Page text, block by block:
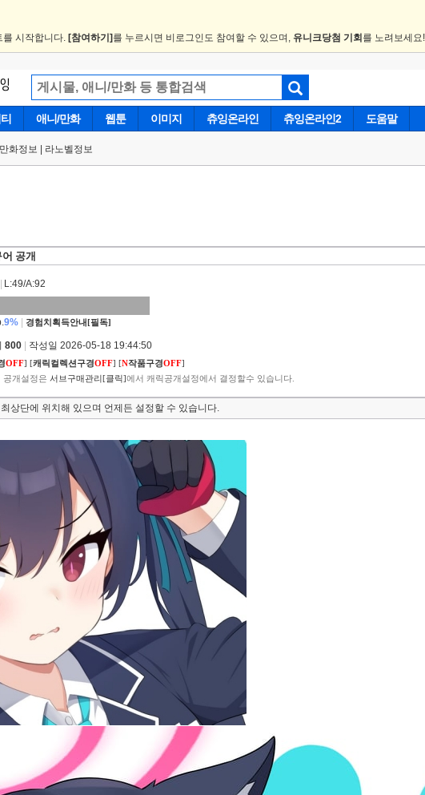
를 시작합니다. [참여하기] 를 누르시면 비로그인도 참여할 수 있으며, 유니크당첨 기회 를 노려보세
애니/만화 웹툰 이미지 츄잉온라인 츄잉온라인2 도움말
화정보 라노벨정보
공개
L:49/A:92
9% 경험치획득안내[필독]
800 작성일 2026-05-18 19:44:50
OFF] [캐릭컬렉션구경OFF] [N작품구경OFF]
개설정은 서브구매관리[클릭]에서 캐릭공개설정에서 결정할수 있습니다.
상단에 위치해 있으며 언제든 설정할 수 있습니다.